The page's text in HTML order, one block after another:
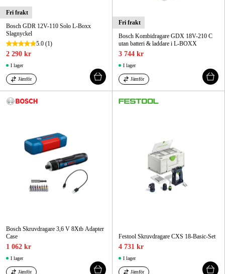
Fri frakt
Bosch GDR 12V-110 Solo L-Boxx
Slagnyckel
5.0 (1)
2 290 kr
I lager
Jämför
Fri frakt
Bosch Kombidragare GDX 18V-210 C
utan batteri & laddare i L-BOXX
3 744 kr
I lager
Jämför
Bosch Skruvdragare 3,6 V 8Xtb Adapter
Case
1 062 kr
I lager
Jämför
Festool Skruvdragare CXS 18-Basic-Set
4 731 kr
I lager
Jämför